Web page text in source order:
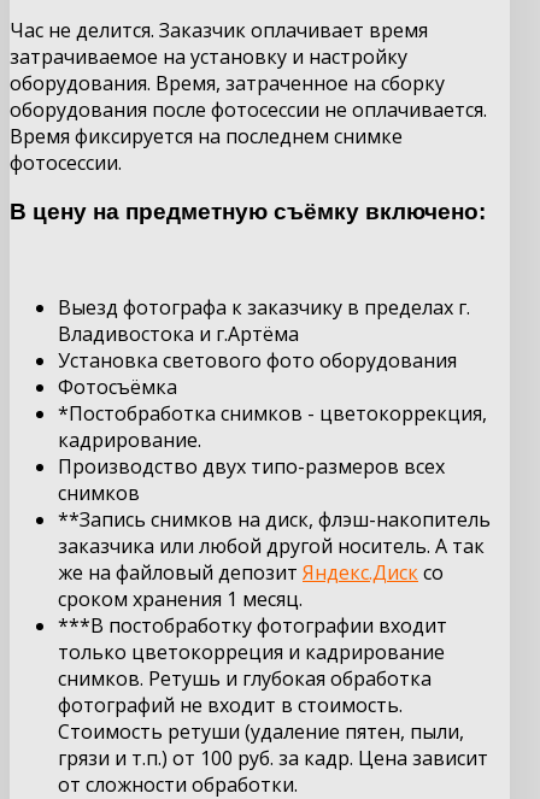
Час не делится. Заказчик оплачивает время
затрачиваемое на установку и настройку
оборудования. Время, затраченное на сборку
оборудования после фотосессии не оплачивается.
Время фиксируется на последнем снимке
фотосессии.
В цену на предметную съёмку включено:
Выезд фотографа к заказчику в пределах г.
Владивостока и г.Артёма
Установка светового фото оборудования
Фотосъёмка
*Постобработка снимков - цветокоррекция,
кадрирование.
Производство двух типо-размеров всех
снимков
**Запись снимков на диск, флэш-накопитель
заказчика или любой другой носитель. А так
же на файловый депозит Яндекс.Дисксо
сроком хранения 1 месяц.
***В постобработку фотографии входит
только цветокорреция и кадрирование
снимков. Ретушь и глубокая обработка
фотографий не входит в стоимость.
Стоимость ретуши (удаление пятен, пыли,
грязи и т.п.) от 100 руб. за кадр. Цена зависит
от сложности обработки.